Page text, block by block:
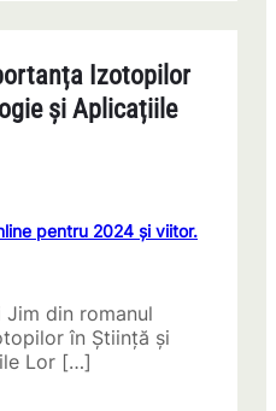
Izotopilor
și Aplicațiile
pentru 2024 și viitor.
din romanul
în Știință și
Lor […]